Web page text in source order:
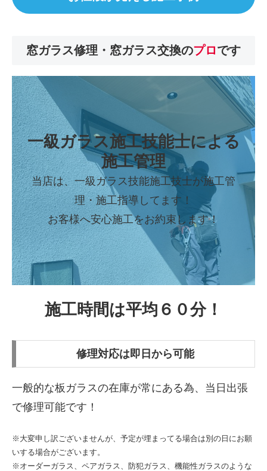
窓ガラス修理・窓ガラス交換のプロです
一級ガラス施工技能士による
施工管理
当店は、一級ガラス技能施工技士が施工管
理・施工指導してます！
お客様へ安心施工をお約束します！
施工時間は平均６０分！
修理対応は 即日 から可能
一般的な板ガラスの在庫が常にある為、当日出張
で修理可能です！
※大変申し訳ございませんが、予定が埋まってる場合は別の日にお願
いする場合がございます。
※オーダーガラス、ペアガラス、防犯ガラス、機能性ガラスのような